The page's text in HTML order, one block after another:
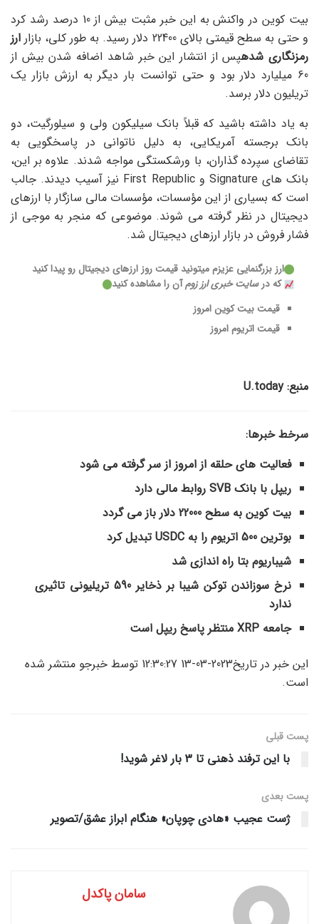
بیت کوین در واکنش به این خبر مثبت بیش از 10 درصد رشد کرد
و حتی به سطح قیمتی بالای 22400 دلار رسید. به طور کلی، بازار
ارز
رمزنگاری شدهپس از انتشار این خبر شاهد اضافه شدن بیش از
60 میلیارد دلار بود و حتی توانست بار دیگر به ارزش بازار یک
تریلیون دلار برسد.
به یاد داشته باشید که قبلاً بانک سیلیکون ولی و سیلورگیت، دو
بانک برجسته آمریکایی، به دلیل ناتوانی در پاسخگویی به
تقاضای سپرده گذاران، با ورشکستگی مواجه شدند. علاوه بر این،
بانک های Signature و First Republic نیز آسیب دیدند. جالب
است که بسیاری از این مؤسسات، مؤسسات مالی سازگار با ارزهای
دیجیتال در نظر گرفته می شوند. موضوعی که منجر به موجی از
فشار فروش در بازار ارزهای دیجیتال شد.
ارز بزرگنمایی عزیزم میتونید قیمت روز ارزهای دیجیتال رو پیدا کنید
که درسایت خبری ارز زومآن را مشاهده کنید
قیمت بیت کوین امروز
قیمت اتریوم امروز
منبع: U.today
سرخط خبرها:
فعالیت های حلقه از امروز از سر گرفته می شود
ریپل با بانک SVB روابط مالی دارد
بیت کوین به سطح 22000 دلار باز می گردد
بوترین 500 اتریوم را به USDC تبدیل کرد
شیباریوم بتا راه اندازی شد
نرخ سوزاندن توکن شیبا بر ذخایر 590 تریلیونی تاثیری
ندارد
جامعه XRP منتظر پاسخ ریپل است
این خبر در تاریخ2023-03-13 12:30:27 توسط خبرجو منتشر شده
است.
پست قبلی
با این ترفند ذهنی تا 3 بار لاغر شوید!
پست‌ بعدی
ژست عجیب «هادی چوپان» هنگام ابراز عشق/تصویر
سامان پاکدل